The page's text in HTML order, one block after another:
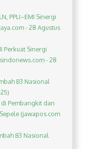
PPLI–EMI Sinergi
- 28 Agustus
Perkuat Sinergi
- 28
B3 Nasional
Pembangkit dan
(jawapos.com
B3 Nasional